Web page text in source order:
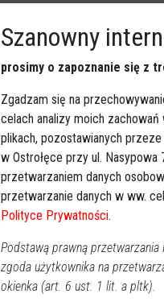
Szanowny
prosimy o zapoznanie się z
Zgadzam się na
celach analizy moich
plikach, pozostawianych
w Ostrołęce przy ul. Nasypowa
przetwarzaniem danych
przetwarzanie danych w ww.
Polityce Prywatności.
Podstawą prawną
zgoda użytkownika na
okienka (art. 6 ust. 1 lit. a pltk).